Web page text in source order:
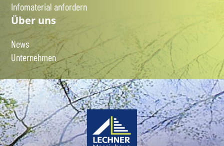
Infomaterial anfordern
Über uns
News
Unternehmen